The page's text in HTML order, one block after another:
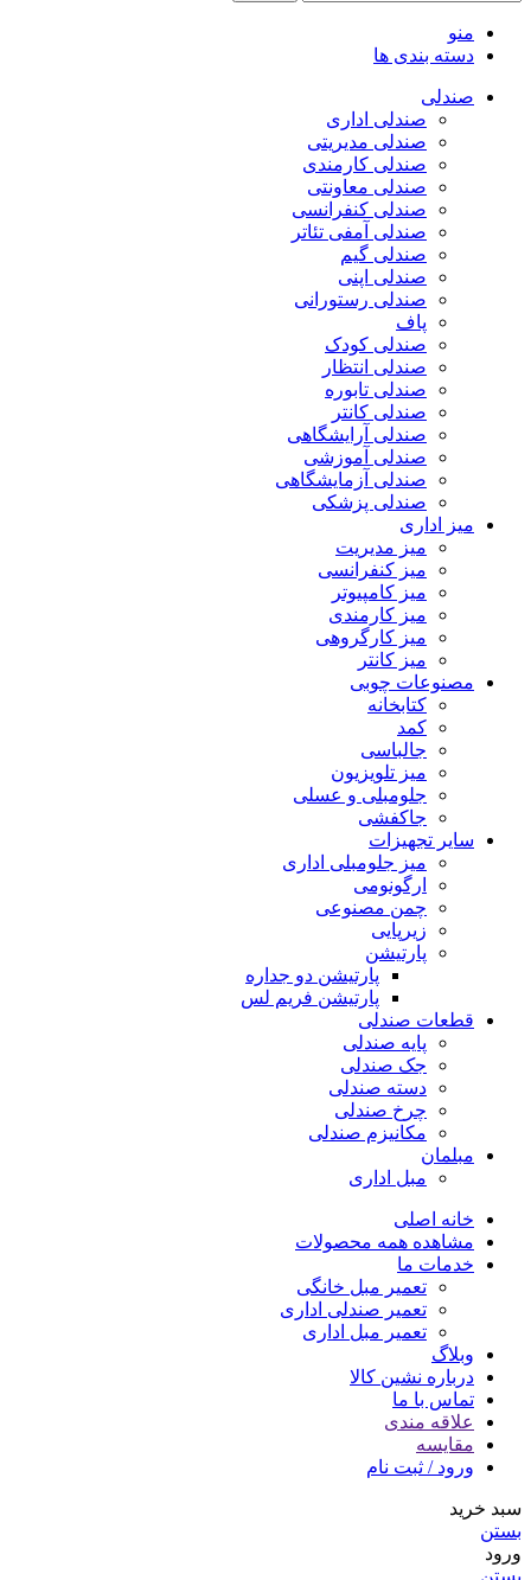
منو
دسته بندی ها
صندلی
صندلی اداری
صندلی مدیریتی
صندلی کارمندی
صندلی معاونتی
صندلی کنفرانسی
صندلی آمفی تئاتر
صندلی گیم
صندلی اپنی
صندلی رستورانی
پاف
صندلی کودک
صندلی انتظار
صندلی تابوره
صندلی کانتر
صندلی آرایشگاهی
صندلی آموزشی
صندلی آزمایشگاهی
صندلی پزشکی
میز اداری
میز مدیریت
میز کنفرانسی
میز کامپیوتر
میز کارمندی
میز کارگروهی
میز کانتر
مصنوعات چوبی
کتابخانه
کمد
جالباسی
میز تلویزیون
جلومبلی و عسلی
جاکفشی
سایر تجهیزات
میز جلومبلی اداری
ارگونومی
چمن مصنوعی
زیرپایی
پارتیشن
پارتیشن دو جداره
پارتیشن فریم لس
قطعات صندلی
پایه صندلی
جک صندلی
دسته صندلی
چرخ صندلی
مکانیزم صندلی
مبلمان
مبل اداری
خانه اصلی
مشاهده همه محصولات
خدمات ما
تعمیر مبل خانگی
تعمیر صندلی اداری
تعمیر مبل اداری
وبلاگ
درباره نشین کالا
تماس با ما
علاقه مندی
مقایسه
ورود / ثبت نام
سبد خرید
بستن
ورود
بستن